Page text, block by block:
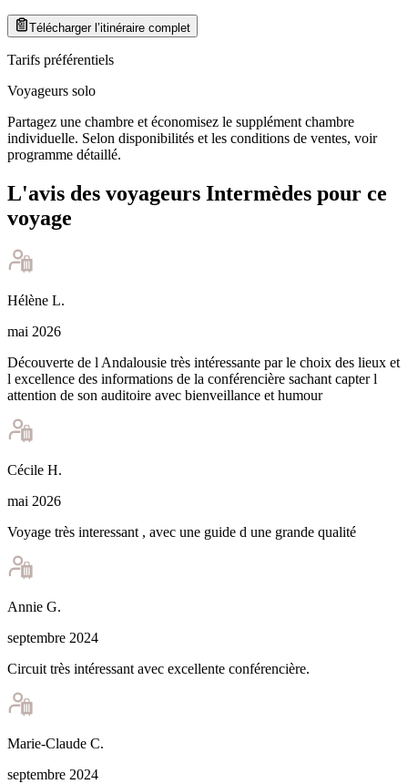
Télécharger l’itinéraire complet
Tarifs préférentiels
Voyageurs solo
Partagez une chambre et économisez le supplément chambre
individuelle. Selon disponibilités et les conditions de ventes, voir
programme détaillé.
L'avis des voyageurs Intermèdes pour ce
voyage
Hélène L.
mai 2026
Découverte de l Andalousie très intéressante par le choix des lieux et
l excellence des informations de la conférencière sachant capter l
attention de son auditoire avec bienveillance et humour
Cécile H.
mai 2026
Voyage très interessant , avec une guide d une grande qualité
Annie G.
septembre 2024
Circuit très intéressant avec excellente conférencière.
Marie-Claude C.
septembre 2024